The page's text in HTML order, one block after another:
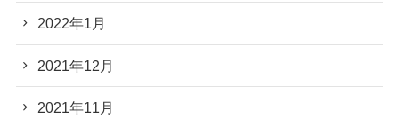
2022年1月
2021年12月
2021年11月